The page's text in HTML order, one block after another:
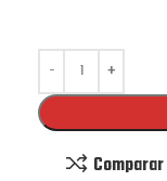
Comparar